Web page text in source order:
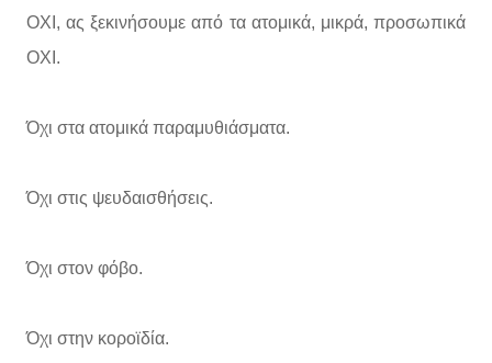
ΟΧΙ, ας ξεκινήσουμε από τα ατομικά, μικρά, προσωπικά
ΟΧΙ.
Όχι στα ατομικά παραμυθιάσματα.
Όχι στις ψευδαισθήσεις.
Όχι στον φόβο.
Όχι στην κοροϊδία.